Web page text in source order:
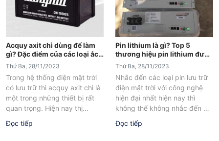
Acquy axit chì dùng để làm
gì? Đặc điểm của các loại ắc
quy chì phổ biến
Thứ Ba, 28/11/2023
Trong hệ thống điện mặt trời
có lưu trữ thì acquy axit chì là
một trong những thiết bị rất
quan trọng. Hiện nay thị
trường...
Đọc tiếp
Pin lithium là gì? Top 5
thương hiệu pin lithium được
ưa chuộng trên thị trường
Thứ Ba, 28/11/2023
Nhắc đến các loại pin lưu trữ
điện mặt trời với công nghệ
hiện đại nhất hiện nay thì
không thể không nhắc đến pin
Lithium....
Đọc tiếp